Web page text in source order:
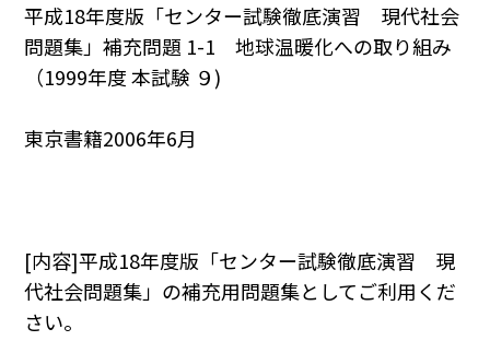
平成18年度版「センター試験徹底演習 現代社会
問題集」補充問題 1-1 地球温暖化への取り組み
（1999年度 本試験 ９)
東京書籍2006年6月
[内容]平成18年度版「センター試験徹底演習 現
代社会問題集」の補充用問題集としてご利用くだ
さい。